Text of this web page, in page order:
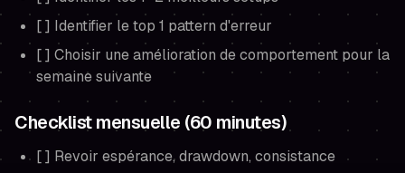
[ ] Identifier le top 1 pattern d'erreur
[ ] Choisir une amélioration de comportement pour la
semaine suivante
Checklist mensuelle (60 minutes)
[ ] Revoir espérance, drawdown, consistance